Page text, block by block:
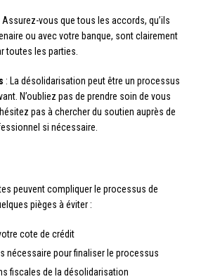
Assurez-vous que tous les accords, qu’ils
ou avec votre banque, sont clairement
toutes les parties.
: La désolidarisation peut être un processus
N’oubliez pas de prendre soin de vous
pas à chercher du soutien auprès de
si nécessaire.
peuvent compliquer le processus de
pièges à éviter :
cote de crédit
nécessaire pour finaliser le processus
fiscales de la désolidarisation